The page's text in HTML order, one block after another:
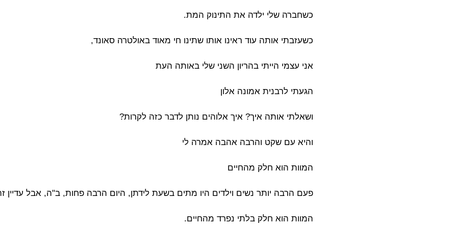
כשחברה שלי ילדה את התינוק המת.
כשעזבתי אותה עוד ראינו אותו שתינו חי מאוד באולטרה סאונד,
אני עצמי הייתי בהריון השני שלי באותה העת
הגעתי לרבנית אמונה אלון
ושאלתי אותה איך? איך אלוהים נותן לדבר כזה לקרות?
והיא עם שקט והרבה אהבה אמרה לי
המוות הוא חלק מהחיים
פעם הרבה יותר נשים וילדים היו מתים בשעת לידתן, היום הרבה פחות, ב"ה, אבל עדיין
המוות הוא חלק בלתי נפרד מהחיים.